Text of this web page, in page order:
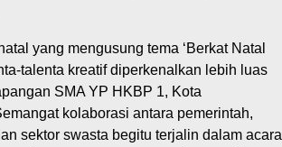
yang mengusung tema ‘Berkat Natal
talenta kreatif diperkenalkan lebih luas
SMA YP HKBP 1, Kota
kolaborasi antara pemerintah,
sektor swasta begitu terjalin dalam acara